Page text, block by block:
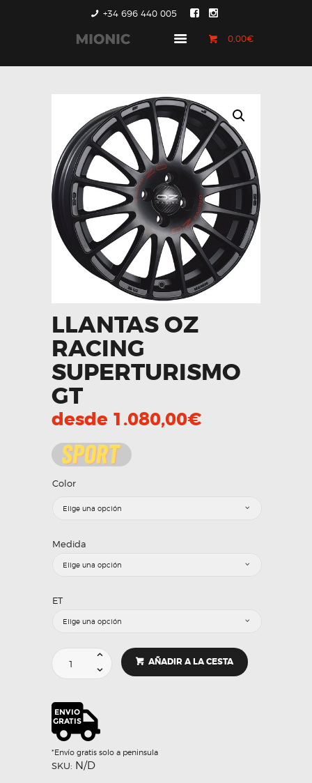
+34 696 440 005
0,00€
GENERACIÓN 1
GENERACIÓN 3
COUNTRYMAN &
PACEMAN
CONTACTO
LLANTAS OZ
RACING
SUPERTURISMO
GT
desde 1.080,00€
Color
Medida
ET
LLANTAS
RACING
GT
cantidad
AÑADIR A LA CESTA
*Envío gratis solo a peninsula
SKU: N/D